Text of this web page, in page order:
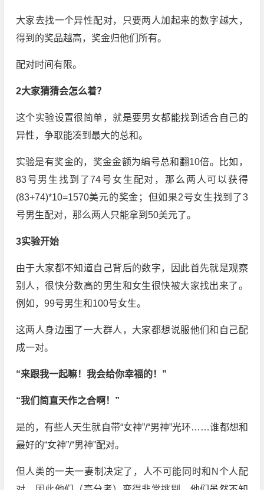
大家去找一个异性配对，只要两人加起来的数字越大，
得到的奖品越高，奖金归他们所有。
配对时间有限。
2大家猜猜会怎么着？
这个实验设置很简单，就是要男女都能找到适合自己的
异性，争取能凑到最大的总和。
实验是有奖金的，奖金金额为编号总和翻10倍。比如，
83号男生找到了74号女生配对，那么两人可以获得
(83+74)*10=1570美元的奖金；但如果2号女生找到了3
号男生配对，那么两人只能拿到50美元了。
3实验开始
由于大家都不知道自己背后的数字，因此首先就是观察
别人，很快分数高的男生和女生很快被大家找出来了。
例如，99号男生和100号女生。
这两人身边围了一大群人，大家都想说服他们和自己配
成一对。
“来跟我一起嘛！我会给你幸福的！”
“我们简直天作之合啊！”
是的，有些人天生就自带“女神”/“男神”光环……谁都想和
最好的“女神”/“男神”配对。
但人类的一夫一妻制决定了，人不可能同时和N个人配